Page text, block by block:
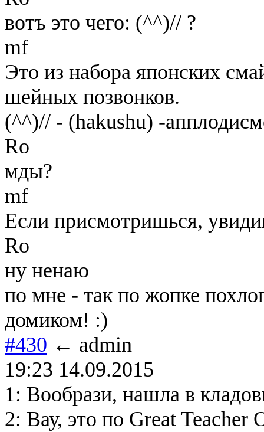
вотъ это чего: (^^)// ?
mf
Это из набора японских
шейных позвонков.
(^^)// - (hakushu) -
Ro
мды?
mf
Если присмотришься,
Ro
ну ненаю
по мне - так по жопке
домиком! :)
#430 ← admin
19:23 14.09.2015
1: Вообрази, нашла в
2: Вау, это по Great Teacher